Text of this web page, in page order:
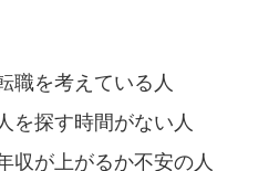
職を考えている人
を探す時間がない人
収が上がるか不安の人